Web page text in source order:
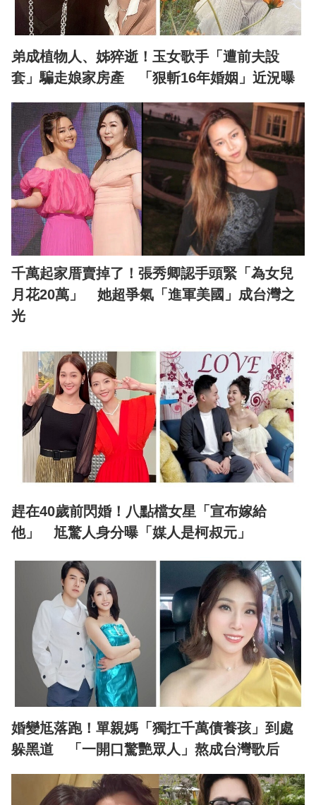
弟成植物人、姊猝逝！玉女歌手「遭前夫設
套」騙走娘家房產 「狠斬16年婚姻」近況曝
千萬起家厝賣掉了！張秀卿認手頭緊「為女兒
月花20萬」 她超爭氣「進軍美國」成台灣之
光
趕在40歲前閃婚！八點檔女星「宣布嫁給
他」 尪驚人身分曝「媒人是柯叔元」
婚變尪落跑！單親媽「獨扛千萬債養孩」到處
躲黑道 「一開口驚艷眾人」熬成台灣歌后